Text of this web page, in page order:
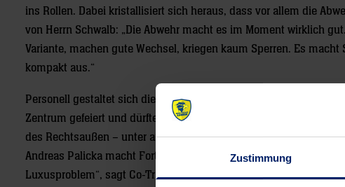
Zustimmung
ins Rollen. Dabei kristallisiert sich heraus, dass vor allem die
von Herrn Schwalb: „Die Abwehr macht es im Moment wirklich
Variante, machen gute Wechsel, kriegen kaum Sperren. Es
kompakt aus.“
Personell gestaltet sich die Lage ebenfalls immer besser. Nach
Zentrum gefeiert und dürfte mit jeder Spielminute wieder mehr
des Rechtsaußen – unter anderem als Ersatz für den noch
Andreas Palicka macht Fortschritte in der Reha nach seiner
Luxusproblem“, sagt Co-Trainer Klaus Gärtner, den vor allem die